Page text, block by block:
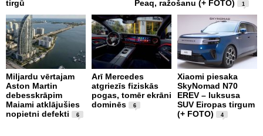
tirgū
Peaq, ražošanu (+ FOTO)
1
Miljardu vērtajam
Aston Martin
debesskrāpim
Maiami atklājušies
nopietni defekti
6
Arī Mercedes
atgriezīs fiziskās
pogas, tomēr ekrāni
dominēs
6
Xiaomi piesaka
SkyNomad N70
EREV – luksusa
SUV Eiropas tirgum
(+ FOTO)
4